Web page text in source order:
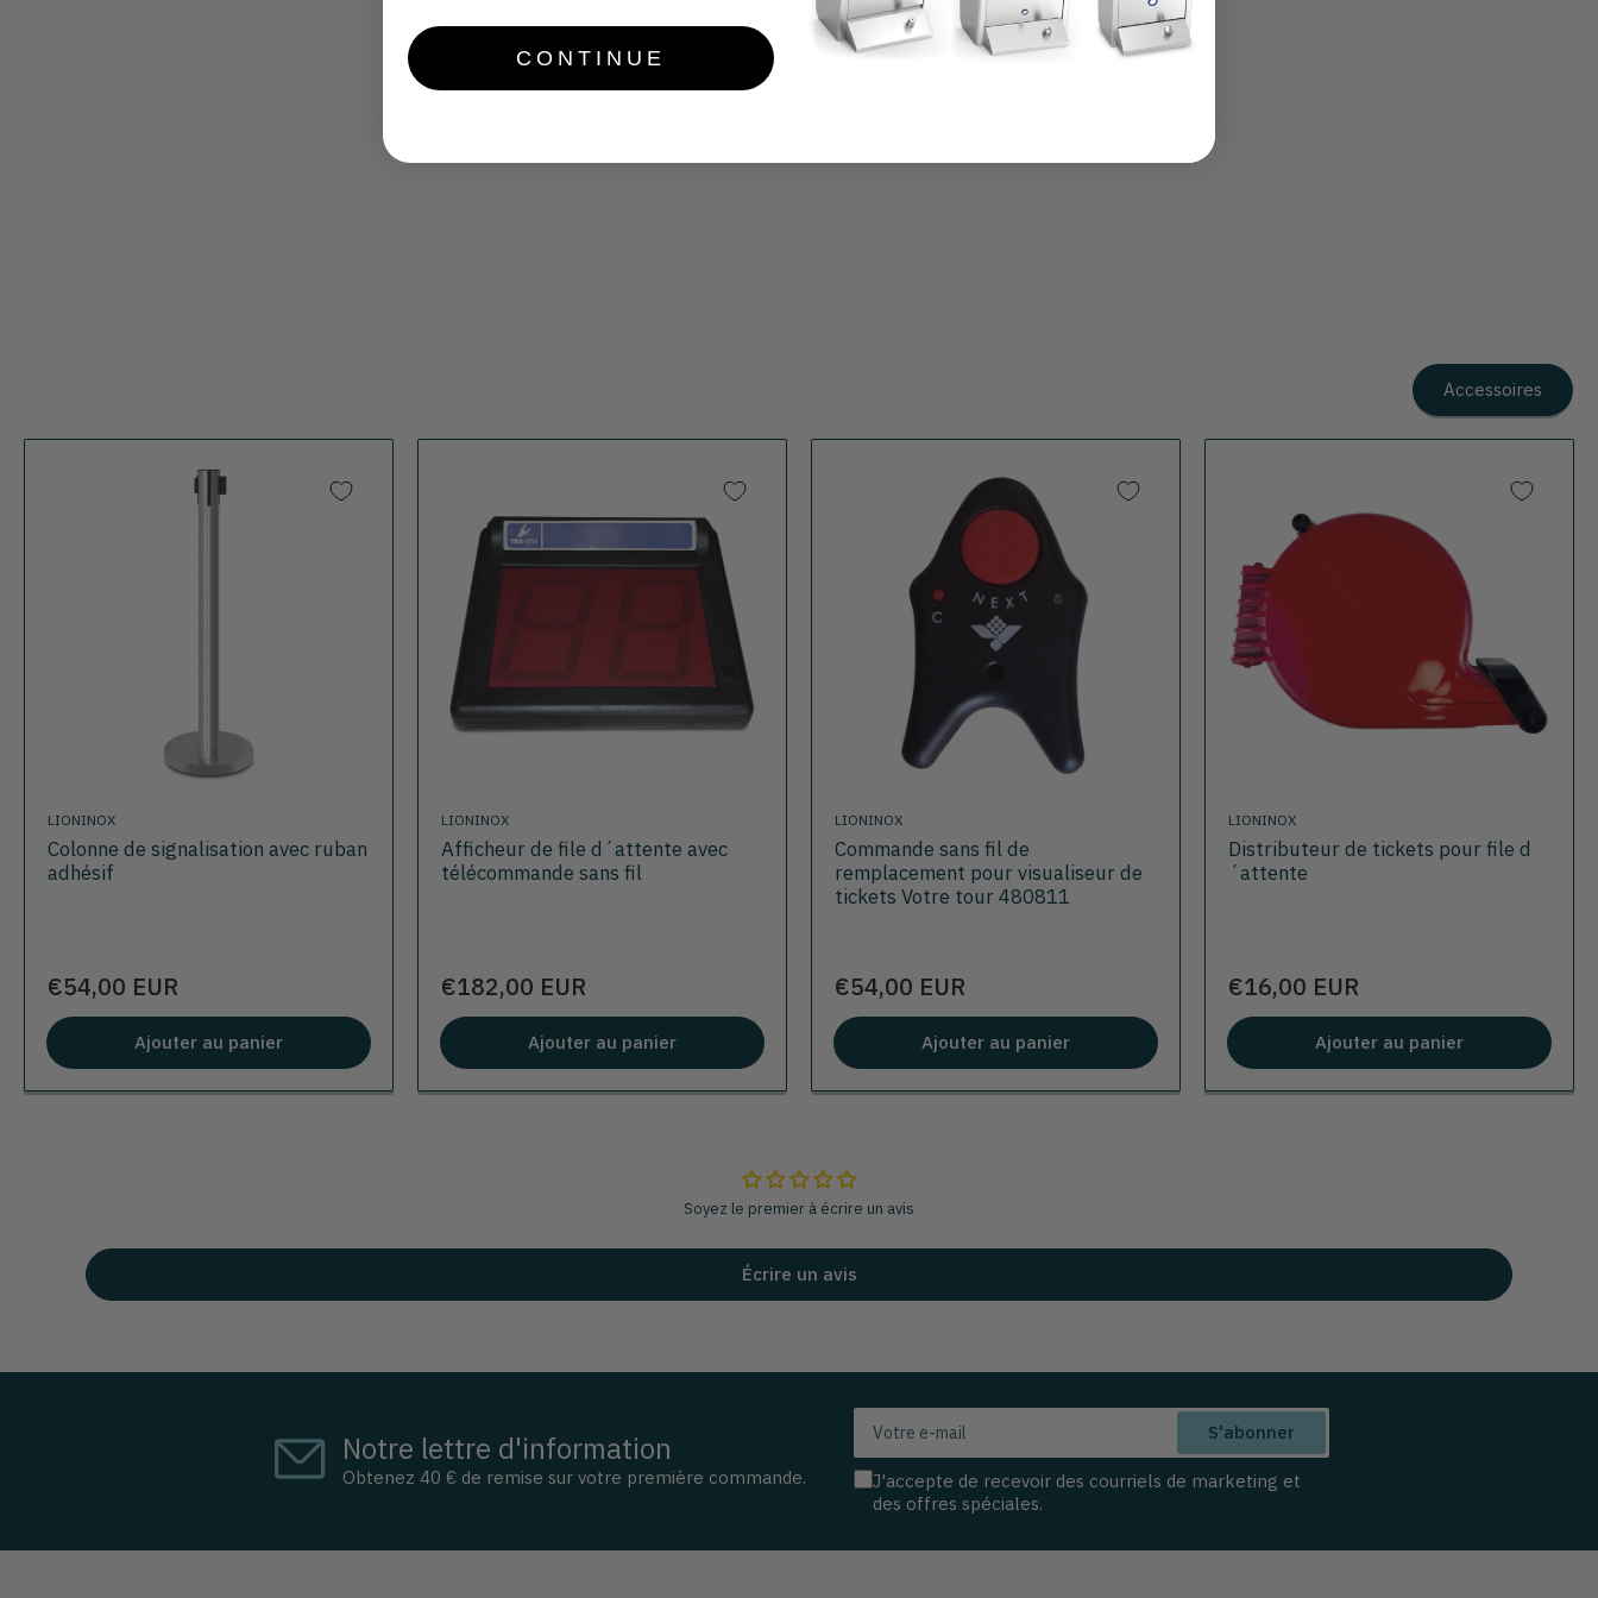
Accessoires
LIONINOX
Colonne de signalisation avec ruban
adhésif
Prix
€54,00 EUR
Ajouter au panier
LIONINOX
Afficheur de file d´attente avec
télécommande sans fil
Prix
€182,00 EUR
Ajouter au panier
LIONINOX
Commande sans fil de
remplacement pour visualiseur de
tickets Votre tour 480811
Prix
€54,00 EUR
Ajouter au panier
LIONINOX
Distributeur de tickets pour file d
´attente
Prix
€16,00 EUR
Ajouter au panier
Soyez le premier à écrire un avis
Écrire un avis
Notre lettre d'information
Obtenez 40 € de remise sur votre première commande.
mail
S'abonner
J'accepte de recevoir des courriels de marketing et
des offres spéciales.
CONTINUE